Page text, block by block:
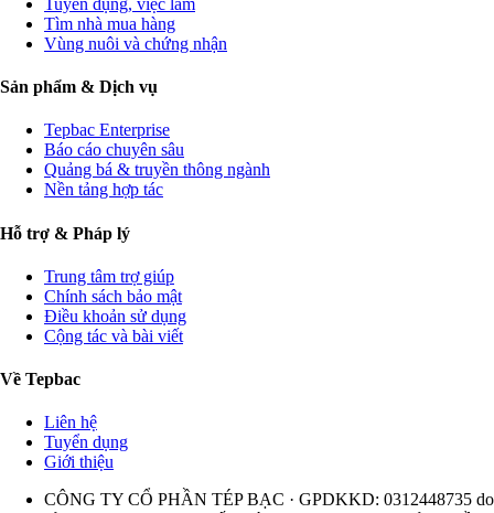
Tìm nhà mua hàng
Vùng nuôi và chứng nhận
Sản phẩm & Dịch vụ
Tepbac Enterprise
Báo cáo chuyên sâu
Quảng bá & truyền thông ngành
Nền tảng hợp tác
Hỗ trợ & Pháp lý
Trung tâm trợ giúp
Chính sách bảo mật
Điều khoản sử dụng
Cộng tác và bài viết
Về Tepbac
Liên hệ
Tuyển dụng
Giới thiệu
CÔNG TY CỔ PHẦN TÉP BẠC · GPDKKD: 0312448735 do